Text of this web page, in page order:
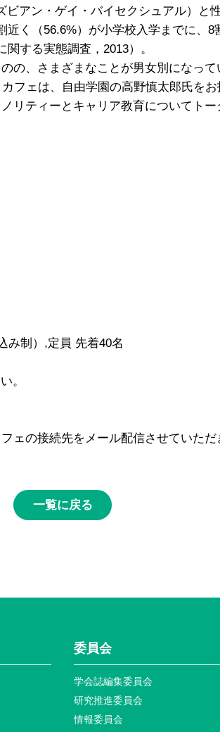
アン・ゲイ・バイセクシュアル）と
く（56.6%）が小学校入学までに、
する実態調査，2013）。
の、さまざまなことが男女別になっ
フェは、自由学園の高野慎太郎氏を
リティーとキャリア教育についてト
制）,定員 先着40名
。
ェの接続先をメール配信させていただ
一覧に戻る
委員会
学会誌編集委員会
研究推進委員会
情報委員会